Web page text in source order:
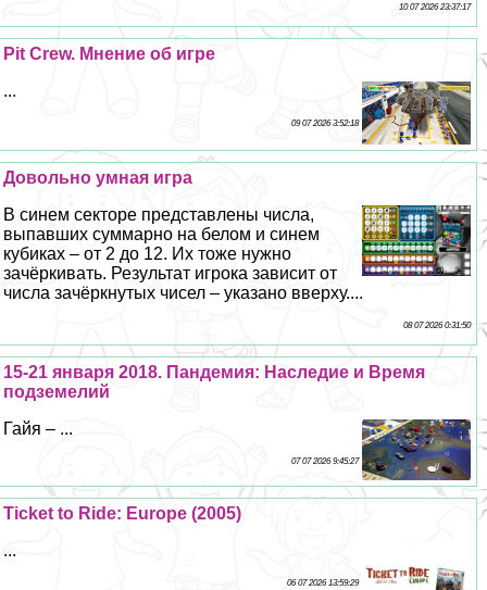
10 07 2026 23:37:17
Pit Crew. Мнение об игре
...
09 07 2026 3:52:18
Довольно умная игра
В синем секторе представлены числа,
выпавших суммарно на белом и синем
кубиках – от 2 до 12. Их тоже нужно
зачёркивать. Результат игрока зависит от
числа зачёркнутых чисел – указано вверху....
08 07 2026 0:31:50
15-21 января 2018. Пандемия: Наследие и Время
подземелий
Гайя – ...
07 07 2026 9:45:27
Ticket to Ride: Europe (2005)
...
06 07 2026 13:59:29